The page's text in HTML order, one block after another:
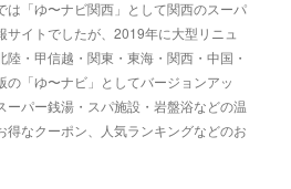
は「ゆ〜ナビ関西」として関西のスーパ
サイトでしたが、2019年に大型リニュ
・甲信越・関東・東海・関西・中国・
の「ゆ〜ナビ」としてバージョンアッ
ーパー銭湯・スパ施設・岩盤浴などの温
得なクーポン、人気ランキングなどのお